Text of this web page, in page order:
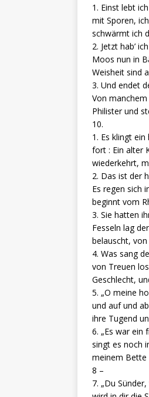
1. Einst lebt
mit Sporen,
schwärmt ich
2. Jetzt hab’
Moos nun in
Weisheit sind
3. Und endet
Von
Philister und
10.
1. Es klingt
fort : Ein alter
wiederkehrt,
2. Das ist der
Es regen sich
beginnt vom
3. Sie hatten
Fesseln lag
belauscht,
4. Was sang
von Treuen
Geschlecht,
5. „O meine
und auf und
ihre Tugend
6. „Es war ein
singt es noch
meinem Bette
8 –
7. „Du